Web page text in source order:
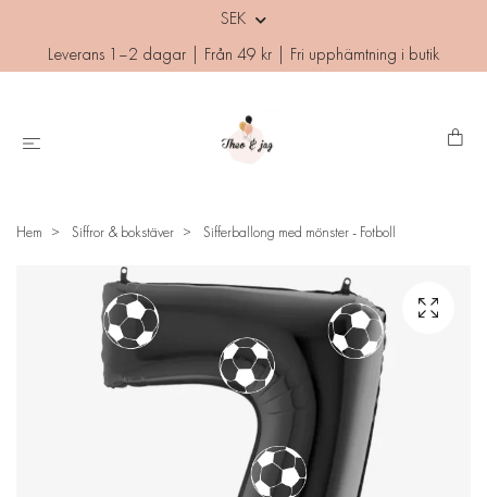
SEK
Leverans 1–2 dagar | Från 49 kr | Fri upphämtning i butik
Hem Siffror & bokstäver Sifferballong med mönster - Fotboll